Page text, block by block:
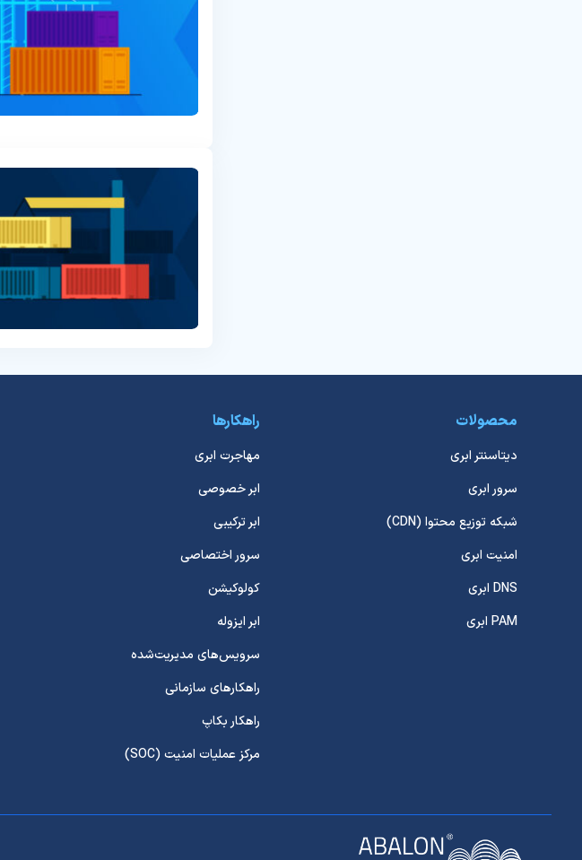
محصولات
دیتاسنتر ابری
سرور ابری
شبکه توزیع محتوا (CDN)
امنیت ابری
DNS ابری
PAM ابری
راهکارها
مهاجرت ابری
ابر خصوصی
ابر ترکیبی
سرور اختصاصی
کولوکیشن
ابر ایزوله
سرویس‌های مدیریت‌شده
راهکارهای سازمانی
راهکار بکاپ
مرکز عملیات امنیت (SOC)